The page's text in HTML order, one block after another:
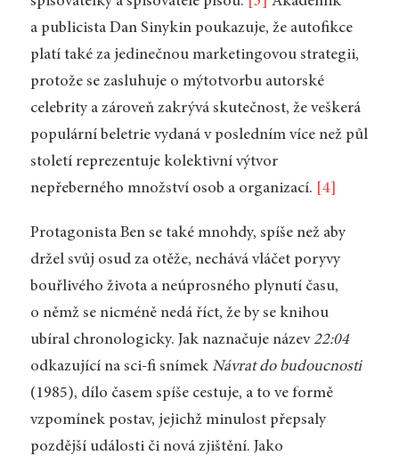
a publicista Dan Sinykin poukazuje, že autofikce
platí také za jedinečnou marketingovou strategii,
protože se zasluhuje o mýtotvorbu autorské
celebrity a zároveň zakrývá skutečnost, že veškerá
populární beletrie vydaná v posledním více než půl
století reprezentuje kolektivní výtvor
nepřeberného množství osob a organizací.
[4]
Protagonista Ben se také mnohdy, spíše než aby
držel svůj osud za otěže, nechává vláčet poryvy
bouřlivého života a neúprosného plynutí času,
o němž se nicméně nedá říct, že by se knihou
ubíral chronologicky. Jak naznačuje název22:04
odkazující na sci-fi snímek Návrat do budoucnosti
(1985), dílo časem spíše cestuje, a to ve formě
vzpomínek postav, jejichž minulost přepsaly
pozdější události či nová zjištění. Jako